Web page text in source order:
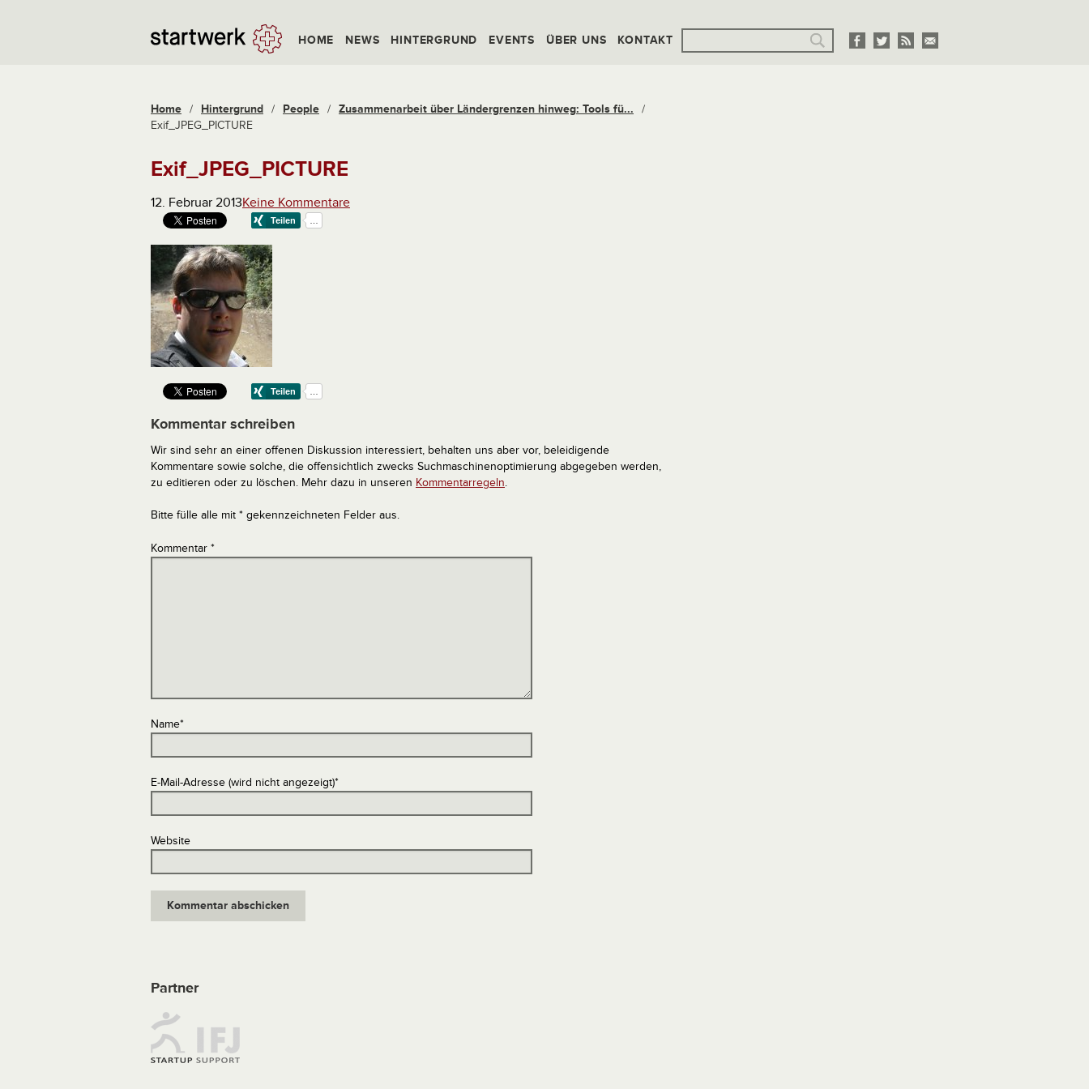
HOME NEWS HINTERGRUND EVENTS ÜBER UNS KONTAKT
Home / Hintergrund / People / Zusammenarbeit über Ländergrenzen hinweg: Tools fü...
/
Exif_JPEG_PICTURE
Exif_JPEG_PICTURE
12. Februar 2013Keine Kommentare
Kommentar schreiben
Wir sind sehr an einer offenen Diskussion interessiert, behalten uns aber vor, beleidigende
Kommentare sowie solche, die offensichtlich zwecks Suchmaschinenoptimierung abgegeben werden,
zu editieren oder zu löschen. Mehr dazu in unseren Kommentarregeln.
Bitte fülle alle mit * gekennzeichneten Felder aus.
Kommentar *
Name*
E-Mail-Adresse (wird nicht angezeigt)*
Website
Partner